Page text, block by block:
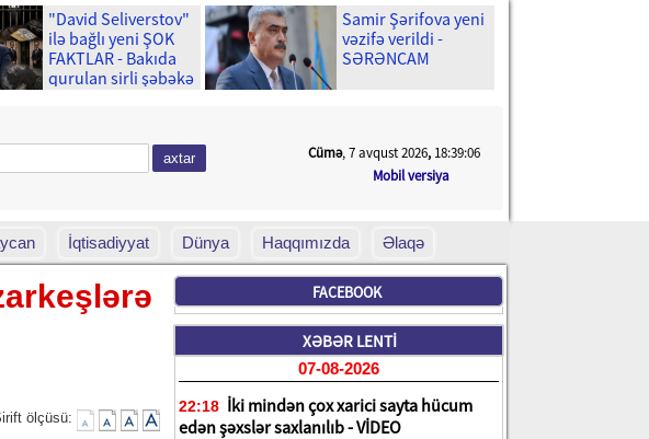
"David Seliverstov"
ilə bağlı yeni ŞOK
FAKTLAR - Bakıda
qurulan sirli şəbəkə
Samir Şərifova yeni
vəzifə verildi -
SƏRƏNCAM
Mobil versiya
Cümə, 7 avqust 2026, 18:39:07
İqtisadiyyat Dünya Haqqımızda Əlaqə
ölçüsü:
FACEBOOK
XƏBƏR LENTİ
07-08-2026
22:18 İki mindən çox xarici sayta hücum
edən şəxslər saxlanılıb - VİDEO